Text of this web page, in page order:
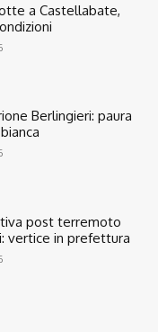
a Castellabate,
Berlingieri: paura
post terremoto
vertice in prefettura